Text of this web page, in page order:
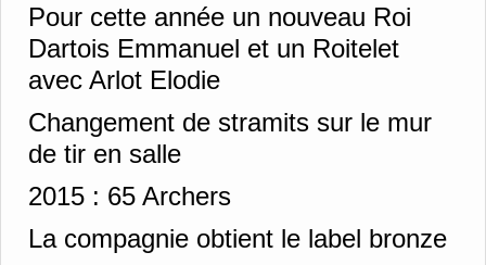
Pour cette année un nouveau Roi
Dartois Emmanuel et un Roitelet
avec Arlot Elodie
Changement de stramits sur le mur
de tir en salle
2015 : 65 Archers
La compagnie obtient le label bronze